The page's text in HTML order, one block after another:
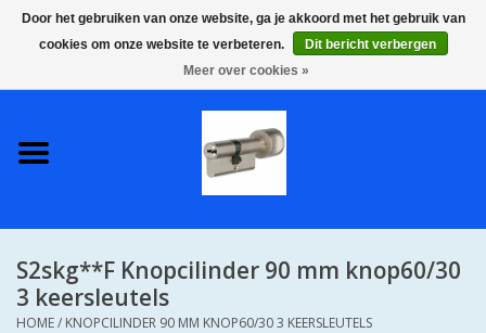
0 Artikelen - €0,00
S2 COMPLETE VEILIGE
SKG**
S2skg**F Knopcilinder 90 mm knop60/30
3 keersleutels
HOME/ KNOPCILINDER 90 MM KNOP60/30 3 KEERSLEUTELS
Door het gebruiken van onze website, ga je akkoord met het gebruik van
cookies om onze website te verbeteren.
Dit bericht verbergen
Meer over cookies »